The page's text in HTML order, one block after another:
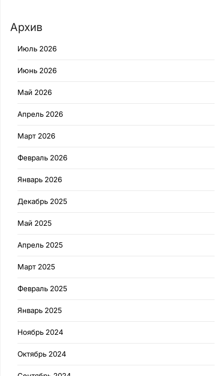
Архив
Июль 2026
Июнь 2026
Май 2026
Апрель 2026
Март 2026
Февраль 2026
Январь 2026
Декабрь 2025
Май 2025
Апрель 2025
Март 2025
Февраль 2025
Январь 2025
Ноябрь 2024
Октябрь 2024